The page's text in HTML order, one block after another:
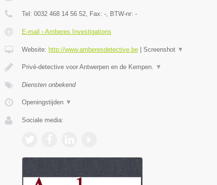
Tel: 0032 468 14 56 52 , Fax: - , BTW-nr: -
E-mail › Amberes Investigations
Website: http://www.amberesdetective.be Screenshot ▼
Privé-detective voor Antwerpen en de Kempen. ▼
Diensten onbekend
Openingstijden ▼
Sociale media: